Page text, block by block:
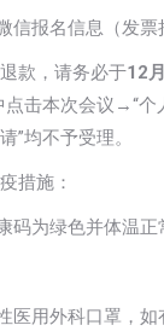
报名信息（发票
款，请务必于12月
击本次会议→“
”均不予受理。
措施：
码为绿色并体温正
用外科口罩，如